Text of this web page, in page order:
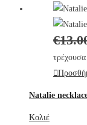
€
τρέχουσα
Natalie
Κολιέ